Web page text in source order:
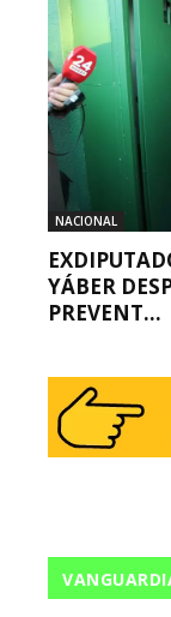
NACIONAL
YÁBER
PREVENT...